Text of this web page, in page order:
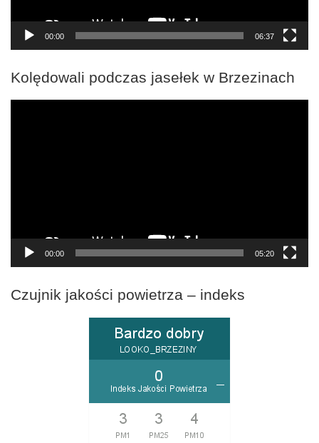
00:00 06:37
Kolędowali podczas jasełek w Brzezinach
00:00 05:20
Czujnik jakości powietrza – indeks